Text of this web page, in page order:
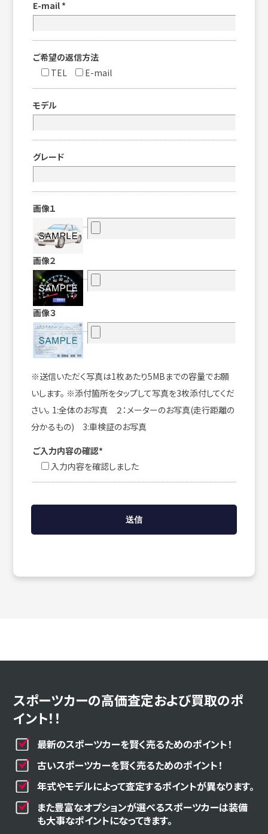
E-mail *
ご希望の返信方法
TEL
E-mail
モデル
グレード
画像１
画像２
画像３
※送信いただく写真は1枚あたり5MBまでの容量でお願
いします。 ※添付箇所をタップして写真を3枚添付してくだ
さい。 1:全体のお写真 ２：メーターのお写真(走行距離の
分かるもの) 3:車検証のお写真
ご入力内容の確認*
入力内容を確認しました
スポーツカーの高価査定および買取のポ
イント！！
最新のスポーツカーを賢く売るためのポイント！
古いスポーツカーを賢く売るためのポイント！
年式やモデルによって査定するポイントが異なります。
また豊富なオプションが選べるスポーツカーは装備
も大事なポイントになってきます。